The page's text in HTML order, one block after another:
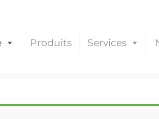
Produits Services